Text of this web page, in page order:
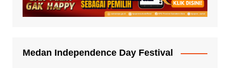
Medan Independence Day Festival